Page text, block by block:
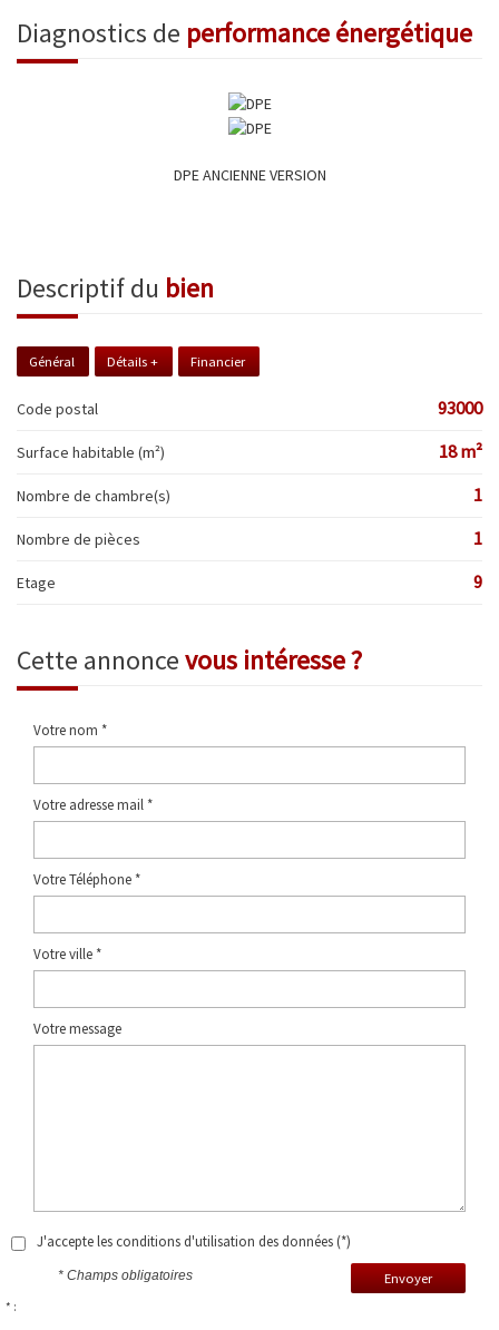
diagnostics de performance énergétique
DPE ANCIENNE VERSION
descriptif du bien
Général Détails + Financier
Code postal 93000
Surface habitable (m²) 18 m²
Nombre de chambre(s) 1
Nombre de pièces 1
Etage 9
cette annoncevous intéresse ?
Votre nom *
Votre adresse mail *
Votre Téléphone *
Votre ville *
Votre message
J'accepte les conditions d'utilisation des données (*)
Envoyer
* Champs obligatoires
* :